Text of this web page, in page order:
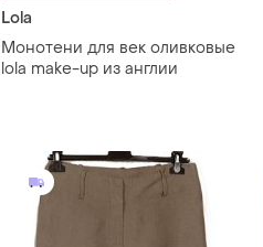
Lola
Монотени для век оливковые
lola make-up из англии